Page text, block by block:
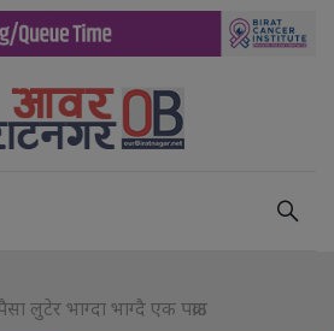
लुटेर भाग्दा भाग्दै एक पक्राउ